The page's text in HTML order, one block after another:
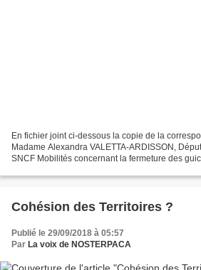
En fichier joint ci-dessous la copie de la
Madame Alexandra VALETTA-ARDISSON,
SNCF Mobilités concernant la fermeture des guichets
Cohésion des Territoires ?
Publié le 29/09/2018 à 05:57
Par La voix de NOSTERPACA